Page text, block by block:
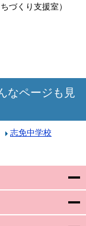
づくり支援室）
なページも見
志免中学校